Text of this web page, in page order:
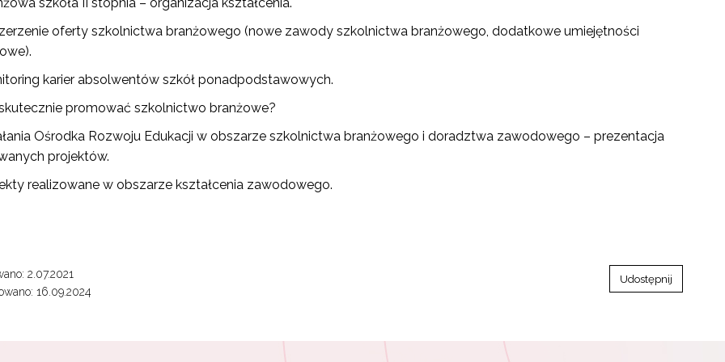
oferty szkolnictwa branżowego (nowe zawody szkolnictwa branżowego, dodatkowe umiejętności
karier absolwentów szkół ponadpodstawowych.
promować szkolnictwo branżowe?
Ośrodka Rozwoju Edukacji w obszarze szkolnictwa branżowego i doradztwa zawodowego – prezentacja
projektów.
realizowane w obszarze kształcenia zawodowego.
2.07.2021
16.09.2024
Udostępnij
się i bądź na bieżąco z najnowszymi informacjami
i programach.
e-mail:
Wyrażam zgodę na przetwarzanie moich danych osobowych przez ORE w
marketingowych.
Zapisuję się